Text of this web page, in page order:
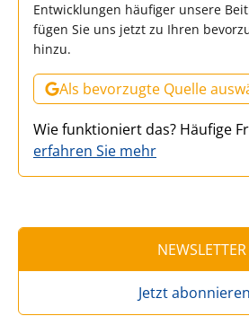
Entwicklungen häufiger unsere
fügen Sie uns jetzt zu Ihren
hinzu.
Als bevorzugte Quelle
Wie funktioniert das? Häufige
erfahren Sie mehr
NEWSLETTER
Jetzt abonnieren